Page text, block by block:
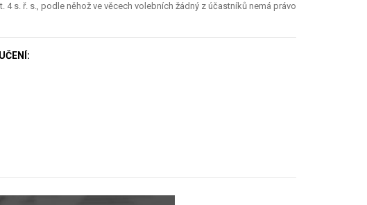
s. ř. s., podle něhož ve věcech volebních žádný z účastníků nemá právo